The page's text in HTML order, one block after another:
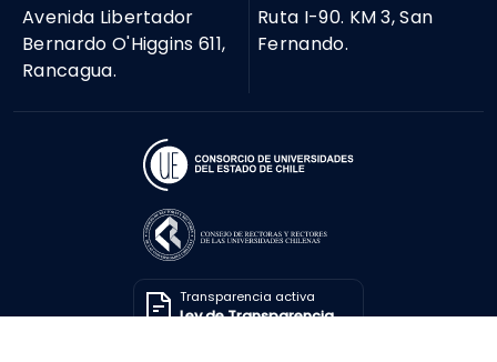
Avenida Libertador
Bernardo O'Higgins 611,
Rancagua.
Ruta I-90. KM 3, San
Fernando.
Transparencia activa
Ley de Transparencia